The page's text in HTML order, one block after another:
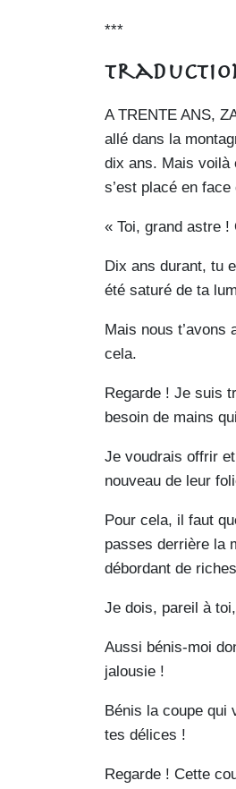
***
A TRENTE ANS,
allé dans la
dix ans. Mais voilà
s’est placé en
« Toi, grand astre !
Dix ans durant, tu
été saturé de ta
Mais nous t’avons
cela.
Regarde ! Je suis
besoin de mains
Je voudrais offrir
nouveau de leur
Pour cela, il faut
passes derrière la
débordant de
Je dois, pareil à toi,
Aussi bénis-moi
jalousie !
Bénis la coupe qui
tes délices !
Regarde ! Cette